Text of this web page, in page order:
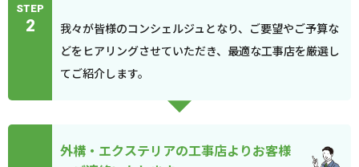
STEP
2
我々が皆様のコンシェルジュとなり、ご要望やご予算な
どをヒアリングさせていただき、最適な工事店を厳選し
てご紹介します。
外構・エクステリアの工事店よりお客様